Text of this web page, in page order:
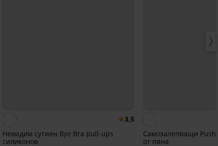
3,5
Невидим сутиен Bye Bra pull-ups
силиконов
Самозалепващи
от пяна